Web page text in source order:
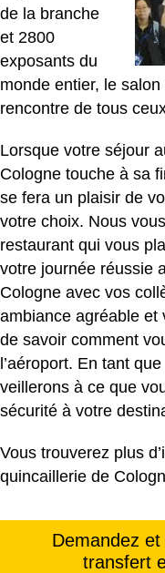
de la branche
et 2800
exposants du
monde entier, le
rencontre de tous
Lorsque votre séjour
Cologne touche à sa
se fera un plaisir de
votre choix. Nous
restaurant qui vous
votre journée réussie
Cologne avec vos
ambiance agréable et
de savoir comment
l’aéroport. En tant
veillerons à ce que
sécurité à votre
Vous trouverez plus
quincaillerie de
Demandez
transfert